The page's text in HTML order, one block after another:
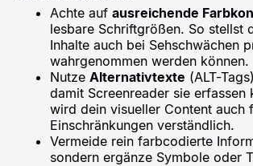
Achte aufausreichende
lesbare Schriftgrößen. So stellst
Inhalte auch bei Sehschwächen
wahrgenommen werden können.
NutzeAlternativtexte (ALT-
damit Screenreader sie erfassen
wird dein visueller Content auch
Einschränkungen verständlich.
Vermeide rein farbcodierte
sondern ergänze Symbole oder